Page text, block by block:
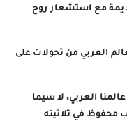
مع استشعار روح
العربي من تحولات على
العربي، لا سيما
محفوظ في ثلاثيته